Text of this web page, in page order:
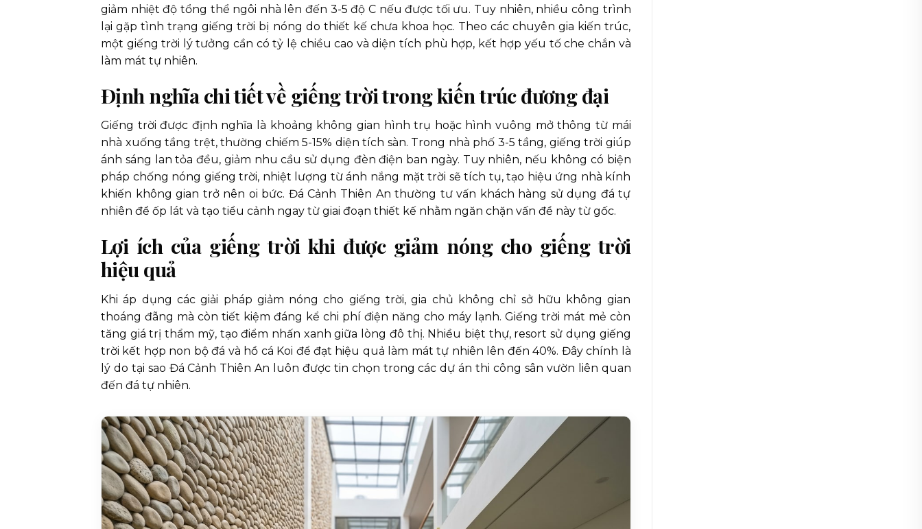
giảm nhiệt độ tổng thể ngôi nhà lên đến 3-5 độ C nếu được tối ưu. Tuy nhiên, nhiều công trình
lại gặp tình trạng giếng trời bị nóng do thiết kế chưa khoa học. Theo các chuyên gia kiến trúc,
một giếng trời lý tưởng cần có tỷ lệ chiều cao và diện tích phù hợp, kết hợp yếu tố che chắn và
làm mát tự nhiên.
Định nghĩa chi tiết về giếng trời trong kiến trúc đương đại
Giếng trời được định nghĩa là khoảng không gian hình trụ hoặc hình vuông mở thông từ mái
nhà xuống tầng trệt, thường chiếm 5-15% diện tích sàn. Trong nhà phố 3-5 tầng, giếng trời giúp
ánh sáng lan tỏa đều, giảm nhu cầu sử dụng đèn điện ban ngày. Tuy nhiên, nếu không có biện
pháp chống nóng giếng trời, nhiệt lượng từ ánh nắng mặt trời sẽ tích tụ, tạo hiệu ứng nhà kính
khiến không gian trở nên oi bức. Đá Cảnh Thiên An thường tư vấn khách hàng sử dụng đá tự
nhiên để ốp lát và tạo tiểu cảnh ngay từ giai đoạn thiết kế nhằm ngăn chặn vấn đề này từ gốc.
Lợi ích của giếng trời khi được giảm nóng cho giếng trời
hiệu quả
Khi áp dụng các giải pháp giảm nóng cho giếng trời, gia chủ không chỉ sở hữu không gian
thoáng đãng mà còn tiết kiệm đáng kể chi phí điện năng cho máy lạnh. Giếng trời mát mẻ còn
tăng giá trị thẩm mỹ, tạo điểm nhấn xanh giữa lòng đô thị. Nhiều biệt thự, resort sử dụng giếng
trời kết hợp non bộ đá và hồ cá Koi để đạt hiệu quả làm mát tự nhiên lên đến 40%. Đây chính là
lý do tại sao Đá Cảnh Thiên An luôn được tin chọn trong các dự án thi công sân vườn liên quan
đến đá tự nhiên.